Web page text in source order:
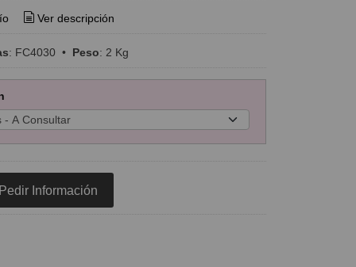
Ver descripción
: FC4030 • Peso: 2 Kg
Pedir Información